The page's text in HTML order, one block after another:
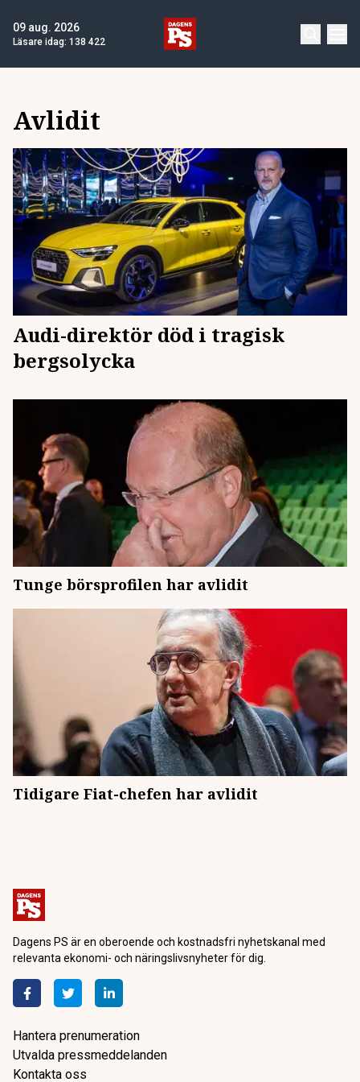
09 aug. 2026
Läsare idag: 138 422
Avlidit
Audi-direktör död i tragisk
bergsolycka
Tunge börsprofilen har avlidit
Tidigare Fiat-chefen har avlidit
Dagens PS är en oberoende och kostnadsfri nyhetskanal med
relevanta ekonomi- och näringslivsnyheter för dig.
Hantera prenumeration
Utvalda pressmeddelanden
Kontakta oss